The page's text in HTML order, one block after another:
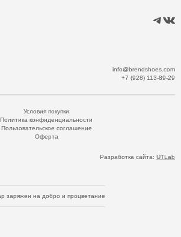
info@brendshoes.com
+7 (928) 113-89-29
Условия покупки
Политика конфиденциальности
Пользовательское соглашение
Оферта
Разработка сайта: UTLab
заряжен на добро и процветание